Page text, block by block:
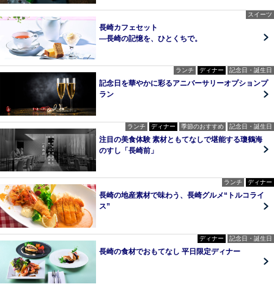
スイーツ
長崎カフェセット
—長崎の記憶を、ひとくちで。
ランチ ディナー 記念日・誕生日
記念日を華やかに彩るアニバーサリーオプションプ
ラン
ランチ ディナー 季節のおすすめ 記念日・誕生日
注目の美食体験 素材ともてなしで堪能する瓊鶴海
のすし「長崎前」
ランチ ディナー
長崎の地産素材で味わう、長崎グルメ“トルコライ
ス”
ディナー 記念日・誕生日
長崎の食材でおもてなし 平日限定ディナー